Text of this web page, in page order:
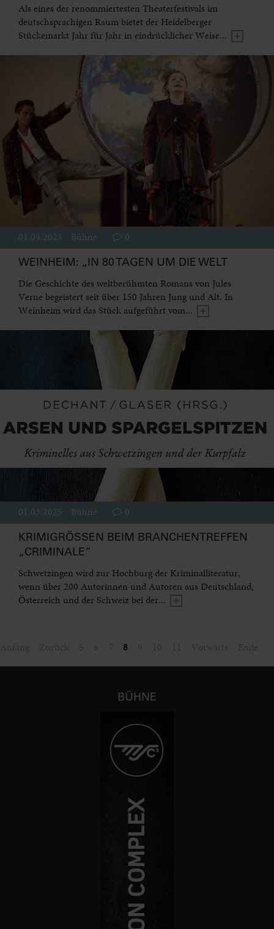
Als eines der renommiertesten Theaterfestivals im
deutschsprachigen Raum bietet der Heidelberger
Stückemarkt Jahr für Jahr in eindrücklicher Weise...
01.04.2025 Bühne 0
WEINHEIM: „IN 80 TAGEN UM DIE WELT
Die Geschichte des weltberühmten Romans von Jules
Verne begeistert seit über 150 Jahren Jung und Alt. In
Weinheim wird das Stück aufgeführt vom...
01.03.2025 Bühne 0
KRIMIGRÖSSEN BEIM BRANCHENTREFFEN „
CRIMINALE“
Schwetzingen wird zur Hochburg der Kriminalliteratur,
wenn über 200 Autorinnen und Autoren aus Deutschland,
Österreich und der Schweiz bei der...
8
BÜHNE